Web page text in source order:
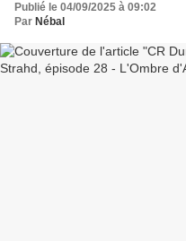
Publié le 04/09/2025 à 09:02
Par Nébal